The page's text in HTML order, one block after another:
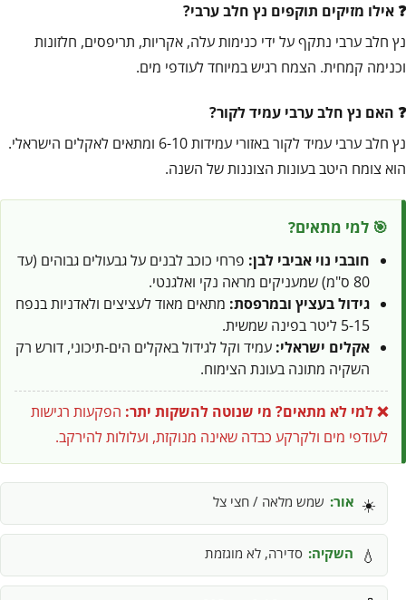
אילו מזיקים תוקפים נץ חלב ערבי?
נץ חלב ערבי נתקף על ידי כנימות עלה, אקריות, תריפסים, חלזונות
וכנימה קמחית. הצמח רגיש במיוחד לעודפי מים.
האם נץ חלב ערבי עמיד לקור?
נץ חלב ערבי עמיד לקור באזורי עמידות 6-10 ומתאים לאקלים הישראלי.
הוא צומח היטב בעונות הצוננות של השנה.
🎯 למי מתאים?
חובבי נוי אביבי לבן: פרחי כוכב לבנים על גבעולים גבוהים (עד
80 ס"מ) שמעניקים מראה נקי ואלגנטי.
גידול בעציץ ובמרפסת: מתאים מאוד לעציצים ולאדניות בנפח
5-15 ליטר בפינה שמשית.
אקלים ישראלי: עמיד וקל לגידול באקלים הים-תיכוני, דורש רק
השקיה מתונה בעונת הצימוח.
❌ למי לא מתאים? מי שנוטה להשקות יתר: הפקעות רגישות
לעודפי מים ולקרקע כבדה שאינה מנוקזת, ועלולות להירקב.
☀️ אור: שמש מלאה / חצי צל
💧 השקיה: סדירה, לא מוגזמת